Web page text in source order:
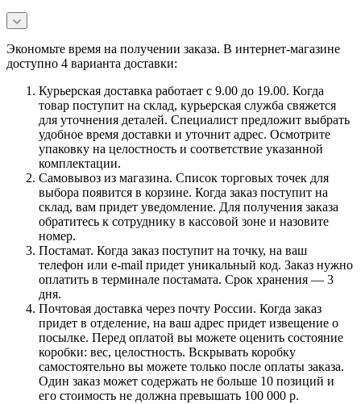
Экономьте время на получении заказа. В интернет-магазине
доступно 4 варианта доставки:
Курьерская доставка работает с 9.00 до 19.00. Когда
товар поступит на склад, курьерская служба свяжется
для уточнения деталей. Специалист предложит выбрать
удобное время доставки и уточнит адрес. Осмотрите
упаковку на целостность и соответствие указанной
комплектации.
Самовывоз из магазина. Список торговых точек для
выбора появится в корзине. Когда заказ поступит на
склад, вам придет уведомление. Для получения заказа
обратитесь к сотруднику в кассовой зоне и назовите
номер.
Постамат. Когда заказ поступит на точку, на ваш
телефон или e-mail придет уникальный код. Заказ нужно
оплатить в терминале постамата. Срок хранения — 3
дня.
Почтовая доставка через почту России. Когда заказ
придет в отделение, на ваш адрес придет извещение о
посылке. Перед оплатой вы можете оценить состояние
коробки: вес, целостность. Вскрывать коробку
самостоятельно вы можете только после оплаты заказа.
Один заказ может содержать не больше 10 позиций и
его стоимость не должна превышать 100 000 р.